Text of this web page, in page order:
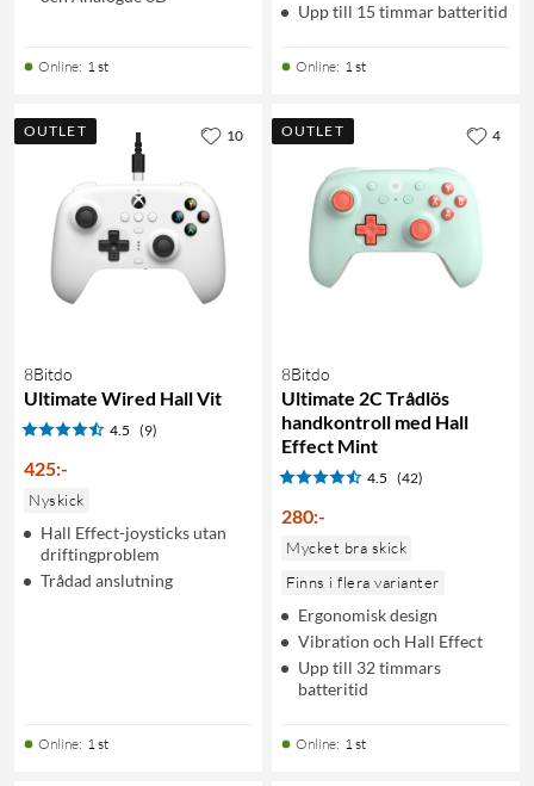
Online: 1 st
Upp till 15 timmar batteritid
Online: 1 st
OUTLET
8Bitdo
Ultimate Wired Hall Vit
4.5 (9)
425:-
Nyskick
Hall Effect-joysticks utan
driftingproblem
Trådad anslutning
Online: 1 st
10 OUTLET
8Bitdo
Ultimate 2C Trådlös
handkontroll med Hall
Effect Mint
4.5 (42)
280:-
Mycket bra skick
Finns i flera varianter
Ergonomisk design
Vibration och Hall Effect
Upp till 32 timmars
batteritid
Online: 1 st
4